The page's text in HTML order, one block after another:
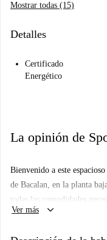
Mostrar todas (15)
Detalles
Certificado
Energético
La opinión de
Bienvenido a este
de Bacalan, en la planta
todas las comodidades
El apartamento incluye: 3
Ver más keyboard_arrow_down